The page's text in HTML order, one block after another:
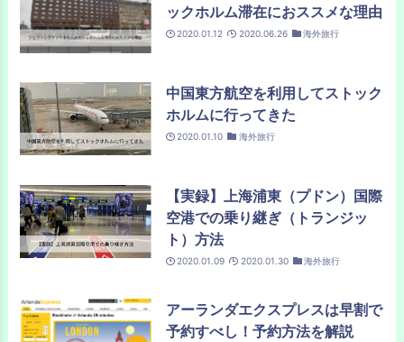
ックホルム滞在におススメな理由
2020.01.12 2020.06.26 海外旅行
中国東方航空を利用してストック
ホルムに行ってきた
2020.01.10 海外旅行
【実録】上海浦東（プドン）国際
空港での乗り継ぎ（トランジッ
ト）方法
2020.01.09 2020.01.30 海外旅行
アーランダエクスプレスは早割で
予約すべし！予約方法を解説